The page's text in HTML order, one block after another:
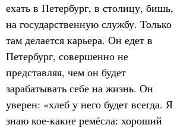
ехать в Петербург, в столицу, бишь,
на государственную службу. Только
там делается карьера. Он едет в
Петербург, совершенно не
представляя, чем он будет
зарабатывать себе на жизнь. Он
уверен: «хлеб у него будет всегда. Я
знаю кое-какие ремёсла: хороший